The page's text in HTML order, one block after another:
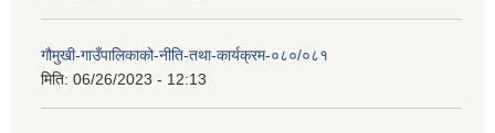
गौमुखी-गाउँपालिकाको-नीति-तथा-कार्यक्रम-०८०/०८१
मिति: 06/26/2023 - 12:13